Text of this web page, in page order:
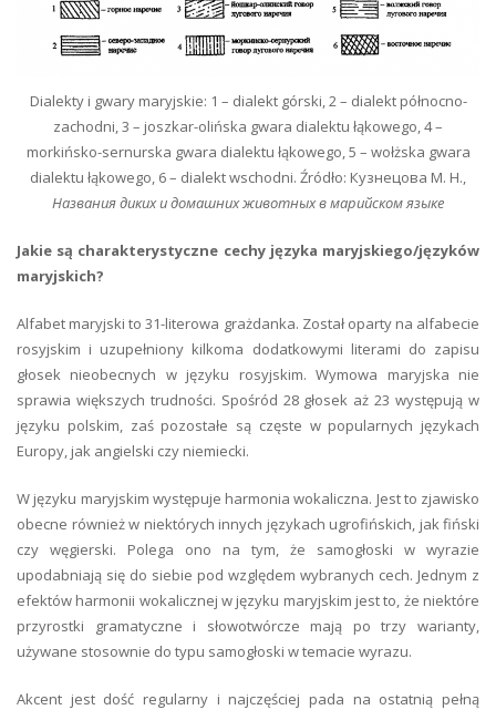
Dialekty i gwary maryjskie: 1 – dialekt górski, 2 – dialekt północno-
zachodni, 3 – joszkar-olińska gwara dialektu łąkowego, 4 –
morkińsko-sernurska gwara dialektu łąkowego, 5 – wołżska gwara
dialektu łąkowego, 6 – dialekt wschodni. Źródło: Кузнецова М. Н.,
Названия диких и домашних животных в марийском языке
Jakie są charakterystyczne cechy języka maryjskiego/języków
maryjskich?
Alfabet maryjski to 31-literowa grażdanka. Został oparty na alfabecie
rosyjskim i uzupełniony kilkoma dodatkowymi literami do zapisu
głosek nieobecnych w języku rosyjskim. Wymowa maryjska nie
sprawia większych trudności. Spośród 28 głosek aż 23 występują w
języku polskim, zaś pozostałe są częste w popularnych językach
Europy, jak angielski czy niemiecki.
W języku maryjskim występuje harmonia wokaliczna. Jest to zjawisko
obecne również w niektórych innych językach ugrofińskich, jak fiński
czy węgierski. Polega ono na tym, że samogłoski w wyrazie
upodabniają się do siebie pod względem wybranych cech. Jednym z
efektów harmonii wokalicznej w języku maryjskim jest to, że niektóre
przyrostki gramatyczne i słowotwórcze mają po trzy warianty,
używane stosownie do typu samogłoski w temacie wyrazu.
Akcent jest dość regularny i najczęściej pada na ostatnią pełną